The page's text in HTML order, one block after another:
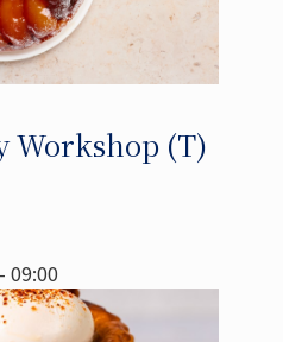
Workshop (T)
09:00